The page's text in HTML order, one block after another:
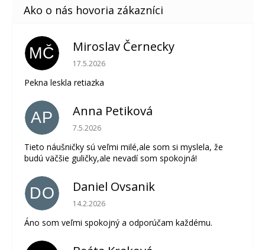
MČ Miroslav Černecky
Hodnotenie obchodu je 5 z 5 hviezdičiek.
17.5.2026
Pekna leskla retiazka
AP Anna Petiková
Hodnotenie obchodu je 5 z 5 hviezdičiek.
7.5.2026
Tieto náušničky sú veľmi milé,ale som si myslela, že
budú väčšie guličky,ale nevadí som spokojná!
DO Daniel Ovsanik
Hodnotenie obchodu je 5 z 5 hviezdičiek.
14.2.2026
Áno som veľmi spokojný a odporúčam každému.